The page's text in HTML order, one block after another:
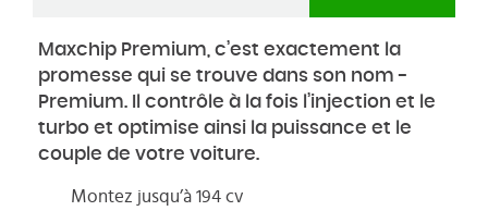
Maxchip Premium, c’est exactement la
promesse qui se trouve dans son nom -
Premium. Il contrôle à la fois l’injection et le
turbo et optimise ainsi la puissance et le
couple de votre voiture.
Montez jusqu’à 194 cv